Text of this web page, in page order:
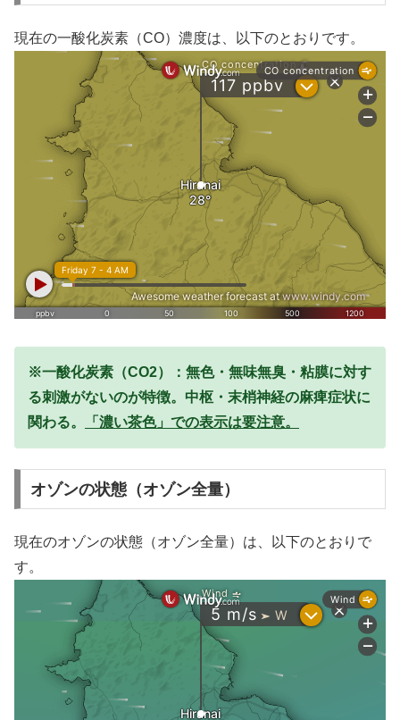
現在の一酸化炭素（CO）濃度は、以下のとおりです。
※一酸化炭素（CO2）：無色・無味無臭・粘膜に対す
る刺激がないのが特徴。中枢・末梢神経の麻痺症状に
関わる。
「濃い茶色」での表示は要注意。
オゾンの状態（オゾン全量）
現在のオゾンの状態（オゾン全量）は、以下のとおりで
す。